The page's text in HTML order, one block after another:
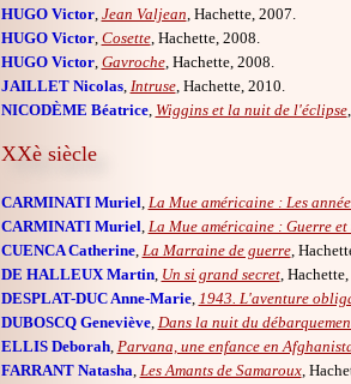
HUGO Victor, Jean Valjean, Hachette, 2007.
HUGO Victor, Cosette, Hachette, 2008.
HUGO Victor, Gavroche, Hachette, 2008.
JAILLET Nicolas, Intruse, Hachette, 2010.
NICODÈME Béatrice, Wiggins et la nuit de l'éclipse
XXè siècle
CARMINATI Muriel, La Mue américaine : Les
CARMINATI Muriel, La Mue américaine : Guerre
CUENCA Catherine, La Marraine de guerre,
DE HALLEUX Martin, Un si grand secret,
DESPLAT-DUC Anne-Marie, 1943. L'aventure
DUBOSCQ Geneviève, Dans la nuit du
ELLIS Deborah, Parvana, une enfance en
FARRANT Natasha, Les Amants de Samaroux,